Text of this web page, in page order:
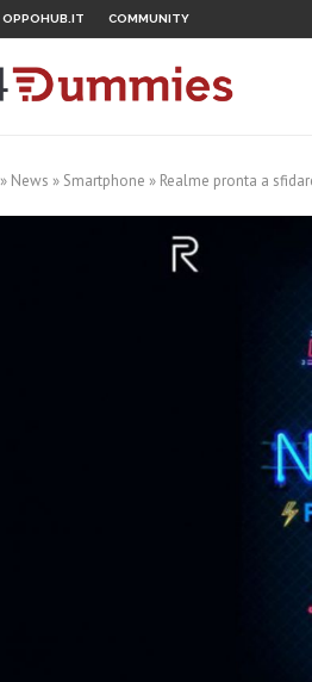
OPPOHUB.IT COMMUNITY
» News » Smartphone » Realme pronta a